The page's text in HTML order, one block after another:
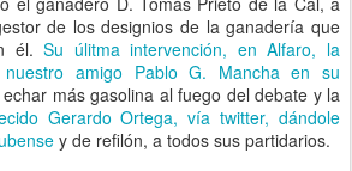
de los designios de la ganadería que
él.Su úlitma intervención, en Alfaro, la
nuestro amigo Pablo G. Mancha en su
más gasolina al fuego del debate y la
Gerardo Ortega, vía twitter, dándole
y de refilón, a todos sus partidarios.